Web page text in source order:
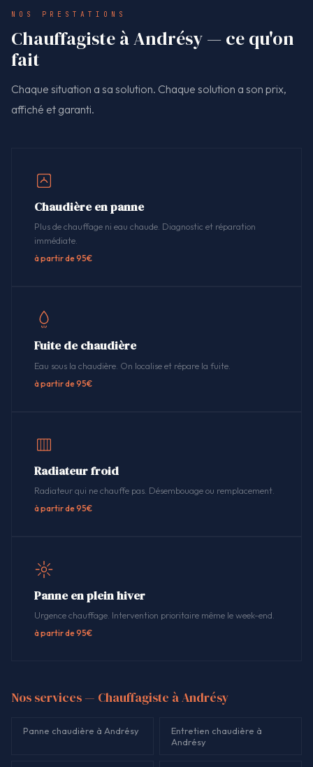
NOS PRESTATIONS
Chauffagiste à Andrésy — ce qu'on
fait
Chaque situation a sa solution. Chaque solution a son prix,
affiché et garanti.
Chaudière en panne
Plus de chauffage ni eau chaude. Diagnostic et réparation
immédiate.
à partir de 95€
Fuite de chaudière
Eau sous la chaudière. On localise et répare la fuite.
à partir de 95€
Radiateur froid
Radiateur qui ne chauffe pas. Désembouage ou remplacement.
à partir de 95€
Panne en plein hiver
Urgence chauffage. Intervention prioritaire même le week-end.
à partir de 95€
Nos services — Chauffagiste à Andrésy
Panne chaudière à Andrésy
Entretien chaudière à
Andrésy